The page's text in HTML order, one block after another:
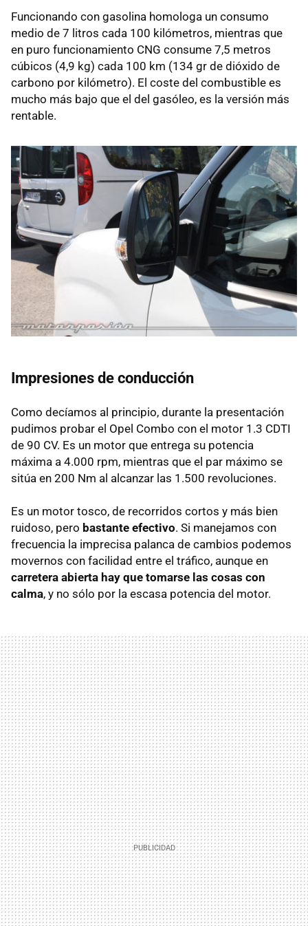
Funcionando con gasolina homologa un consumo
medio de 7 litros cada 100 kilómetros, mientras que
en puro funcionamiento CNG consume 7,5 metros
cúbicos (4,9 kg) cada 100 km (134 gr de dióxido de
carbono por kilómetro). El coste del combustible es
mucho más bajo que el del gasóleo, es la versión más
rentable.
Impresiones de conducción
Como decíamos al principio, durante la presentación
pudimos probar el Opel Combo con el motor 1.3 CDTI
de 90 CV. Es un motor que entrega su potencia
máxima a 4.000 rpm, mientras que el par máximo se
sitúa en 200 Nm al alcanzar las 1.500 revoluciones.
Es un motor tosco, de recorridos cortos y más bien
ruidoso, pero bastante efectivo. Si manejamos con
frecuencia la imprecisa palanca de cambios podemos
movernos con facilidad entre el tráfico, aunque en
carretera abierta hay que tomarse las cosas con
calma, y no sólo por la escasa potencia del motor.